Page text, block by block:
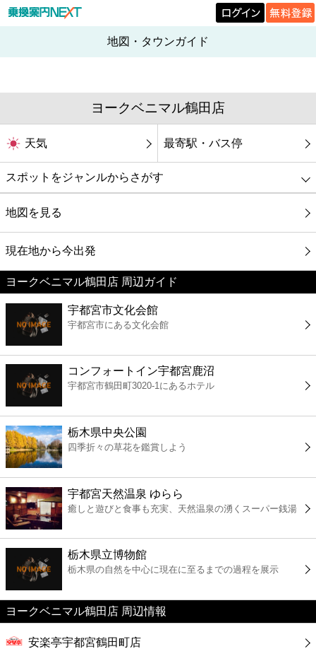
地図・タウンガイド
ヨークベニマル鶴田店
天気 最寄駅・バス停
スポットをジャンルからさがす
グルメ
映画
美容
コンビニ
薬局
スーパー
エンタメ
レジャー
書店
ファミレス
ファーストフード
カフェ
地図を見る
現在地から今出発
ヨークベニマル鶴田店 周辺ガイド
宇都宮市文化会館
宇都宮市にある文化会館
コンフォートイン宇都宮鹿沼
宇都宮市鶴田町3020-1にあるホテル
栃木県中央公園
四季折々の草花を鑑賞しよう
宇都宮天然温泉 ゆらら
癒しと遊びと食事も充実、天然温泉の湧くスーパー銭湯
栃木県立博物館
栃木県の自然を中心に現在に至るまでの過程を展示
ヨークベニマル鶴田店 周辺情報
安楽亭宇都宮鶴田町店